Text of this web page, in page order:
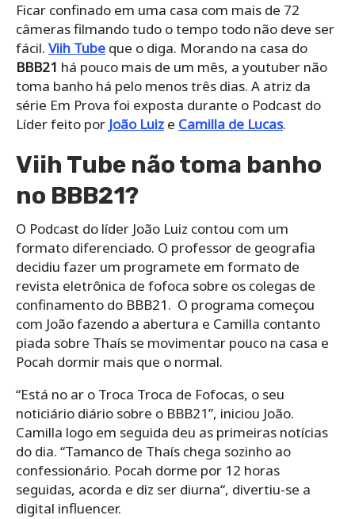
Ficar confinado em uma casa com mais de 72
câmeras filmando tudo o tempo todo não deve ser
fácil. Viih Tube que o diga. Morando na casa do
BBB21 há pouco mais de um mês, a youtuber não
toma banho há pelo menos três dias. A atriz da
série Em Prova foi exposta durante o Podcast do
Líder feito por João Luiz e Camilla de Lucas.
Viih Tube não toma banho
no BBB21?
O Podcast do líder João Luiz contou com um
formato diferenciado. O professor de geografia
decidiu fazer um programete em formato de
revista eletrônica de fofoca sobre os colegas de
confinamento do BBB21. O programa começou
com João fazendo a abertura e Camilla contanto
piada sobre Thaís se movimentar pouco na casa e
Pocah dormir mais que o normal.
“Está no ar o Troca Troca de Fofocas, o seu
noticiário diário sobre o BBB21”, iniciou João.
Camilla logo em seguida deu as primeiras notícias
do dia. “Tamanco de Thaís chega sozinho ao
confessionário. Pocah dorme por 12 horas
seguidas, acorda e diz ser diurna“, divertiu-se a
digital influencer.